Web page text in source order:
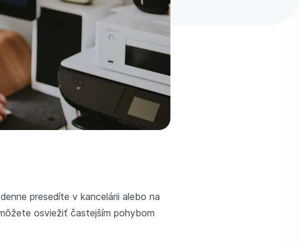
presedíte v kancelárii alebo na
osviežiť častejším pohybom